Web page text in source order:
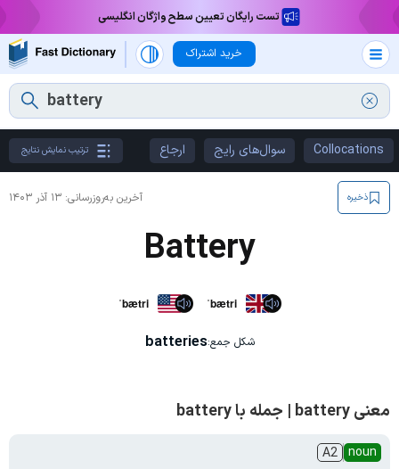
تست رایگان تعیین سطح واژگان انگلیسی
خرید اشتراک
Collocations سوال‌های رایج ارجاع ترتیب نمایش نتایج
آخرین به‌روزرسانی: ۱۳ آذر ۱۴۰۳ ذخیره
Battery
ˈbætri ˈbætri
شکل جمع:batteries
معنی battery | جمله با battery
noun
A2